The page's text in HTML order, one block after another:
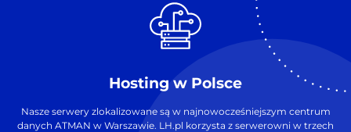
Hosting w Polsce
Nasze serwery zlokalizowane są w najnowocześniejszym centrum
danych ATMAN w Warszawie. LH.pl korzysta z serwerowni w trzech